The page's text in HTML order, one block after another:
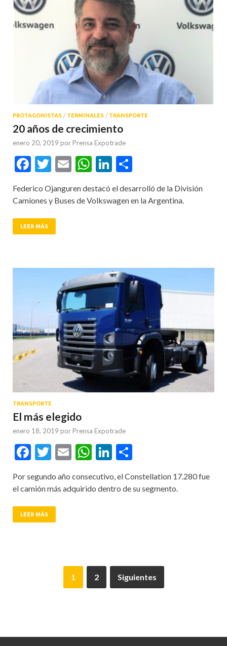
PROTAGONISTAS / TERMINALES / TRANSPORTE
20 años de crecimiento
enero 20, 2019 por Prensa Expotrade
Facebook
Twitter
EmailWhatsApp
LinkedIn
Federico Ojanguren destacó el desarrolló de la División
Camiones y Buses de Volkswagen en la Argentina.
LEER MÁS
TRANSPORTE
El más elegido
enero 18, 2019 por Prensa Expotrade
Facebook
Twitter
EmailWhatsApp
LinkedIn
Por segundo año consecutivo, el Constellation 17.280 fue
el camión más adquirido dentro de su segmento.
LEER MÁS
1 2 Siguientes